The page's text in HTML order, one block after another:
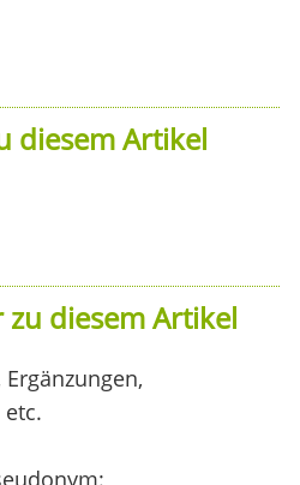
diesem Artikel
diesem Artikel